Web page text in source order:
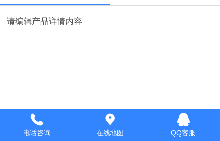
请编辑产品详情内容
电话咨询 在线地图 QQ客服